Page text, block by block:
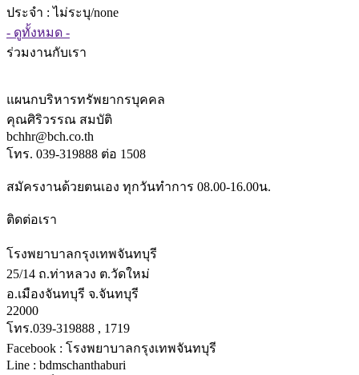
ประจำ : ไม่ระบุ/none
- ดูทั้งหมด -
ร่วมงานกับเรา
แผนกบริหารทรัพยากรบุคคล
คุณศิริวรรณ สมบัติ
bchhr@bch.co.th
โทร. 039-319888 ต่อ 1508
สมัครงานด้วยตนเอง ทุกวันทำการ 08.00-16.00น.
ติดต่อเรา
โรงพยาบาลกรุงเทพจันทบุรี
25/14 ถ.ท่าหลวง ต.วัดใหม่
อ.เมืองจันทบุรี จ.จันทบุรี
22000
โทร.039-319888 , 1719
Facebook : โรงพยาบาลกรุงเทพจันทบุรี
Line : bdmschanthaburi